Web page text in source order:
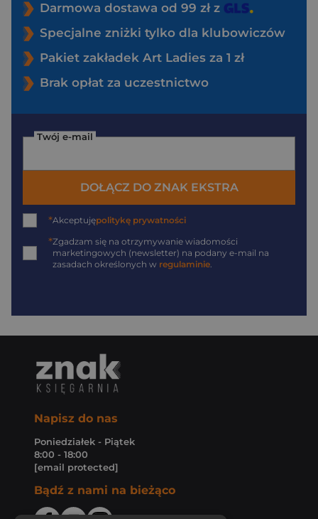
Darmowa dostawa od 99 zł z
Specjalne zniżki tylko dla klubowiczów
Pakiet zakładek Art Ladies za 1 zł
Brak opłat za uczestnictwo
Twój e-mail
DOŁĄCZ DO ZNAK EKSTRA
*Akceptujępolitykę prywatności
*Zgadzam się na otrzymywanie wiadomości
marketingowych (newsletter) na podany e-mail na
zasadach określonych w regulaminie.
Napisz do nas
Poniedziałek - Piątek
8:00 - 18:00
[email protected]
Bądź z nami na bieżąco